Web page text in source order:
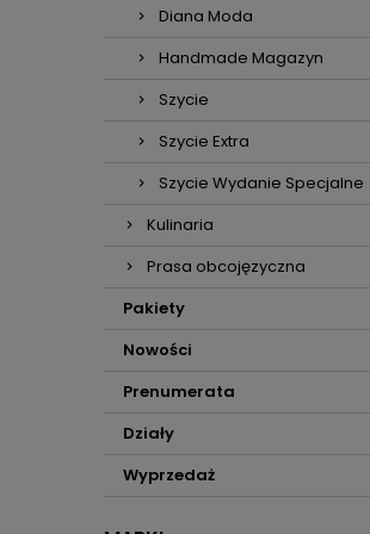
Diana Moda
Handmade Magazyn
Szycie
Szycie Extra
Szycie Wydanie Specjalne
Kulinaria
Prasa obcojęzyczna
Pakiety
Nowości
Prenumerata
Działy
Wyprzedaż